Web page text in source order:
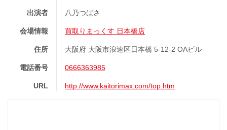
出演者 八乃つばさ
会場情報 買取りまっくす 日本橋店
住所 大阪府 大阪市浪速区日本橋 5-12-2 OAビル
電話番号 0666363985
URL http://www.kaitorimax.com/top.htm